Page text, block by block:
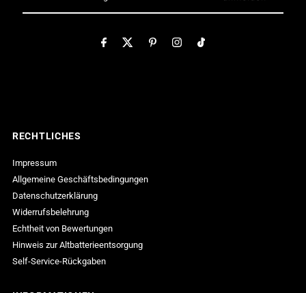
Adresse
RECHTLICHES
Impressum
Allgemeine Geschäftsbedingungen
Datenschutzerklärung
Widerrufsbelehrung
Echtheit von Bewertungen
Hinweis zur Altbatterieentsorgung
Self-Service-Rückgaben